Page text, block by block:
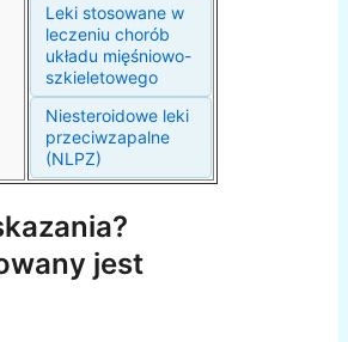
Leki stosowane w
leczeniu chorób
układu mięśniowo-
szkieletowego
Niesteroidowe leki
przeciwzapalne
(NLPZ)
jest